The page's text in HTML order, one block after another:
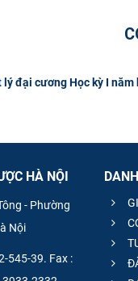
lý đại cương Học kỳ I
HÀ NỘI
- Phường
Nội
545-39. Fax :